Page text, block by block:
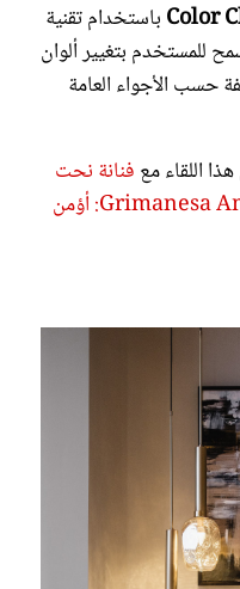
باستخدام تقنية
للمستخدم بتغيير ألوان
حسب الأجواء العامة
اللقاء مع فنانة نحت
الضوء جريمانيسا أموروس Grimanesa Amorós: أؤمن